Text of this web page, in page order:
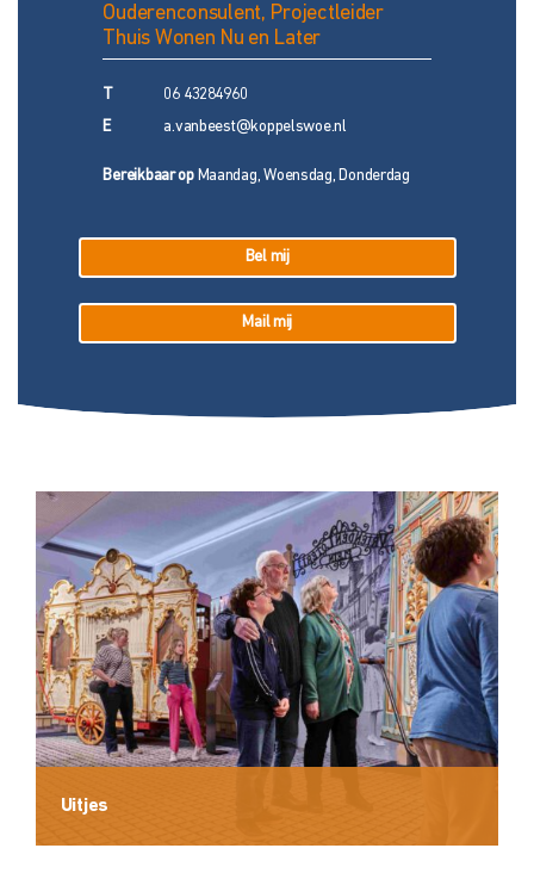
Ouderenconsulent, Projectleider
Thuis Wonen Nu en Later
06 43284960
E a.vanbeest@koppelswoe.nl
Bereikbaar opMaandag, Woensdag, Donderdag
Bel mij
Mail mij
Uitjes